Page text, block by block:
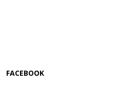
FACEBOOK